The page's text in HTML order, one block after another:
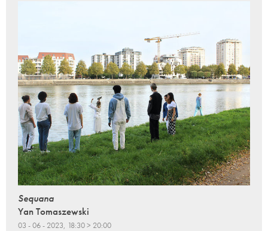
Sequana
Yan Tomaszewski
03 - 06 - 2023, 18:30 > 20:00